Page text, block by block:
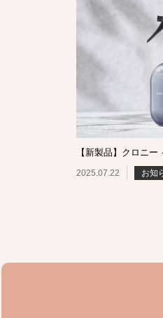
【新製品】クロニ
2025.07.22 お知